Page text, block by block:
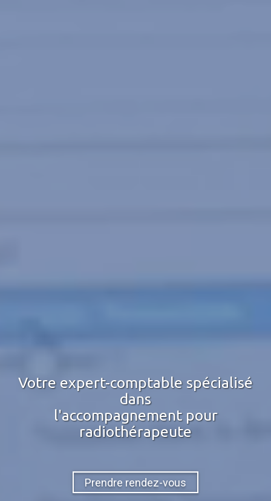
Votre expert-comptable spécialisé
dans
l'accompagnement pour
radiothérapeute
Prendre rendez-vous